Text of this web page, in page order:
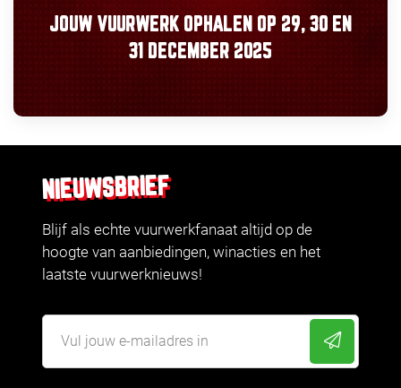
JOUW VUURWERK OPHALEN OP 29, 30 EN
31 DECEMBER 2025
NIEUWSBRIEF
Blijf als echte vuurwerkfanaat altijd op de
hoogte van aanbiedingen, winacties en het
laatste vuurwerknieuws!